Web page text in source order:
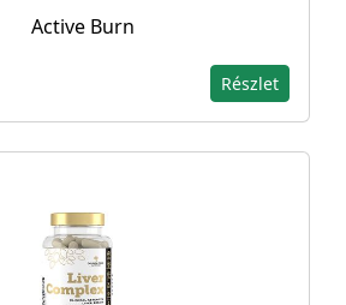
Active Burn
Részlet